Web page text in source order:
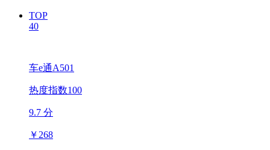
TOP
40
车e通A501
热度指数100
9.7 分
￥ 268